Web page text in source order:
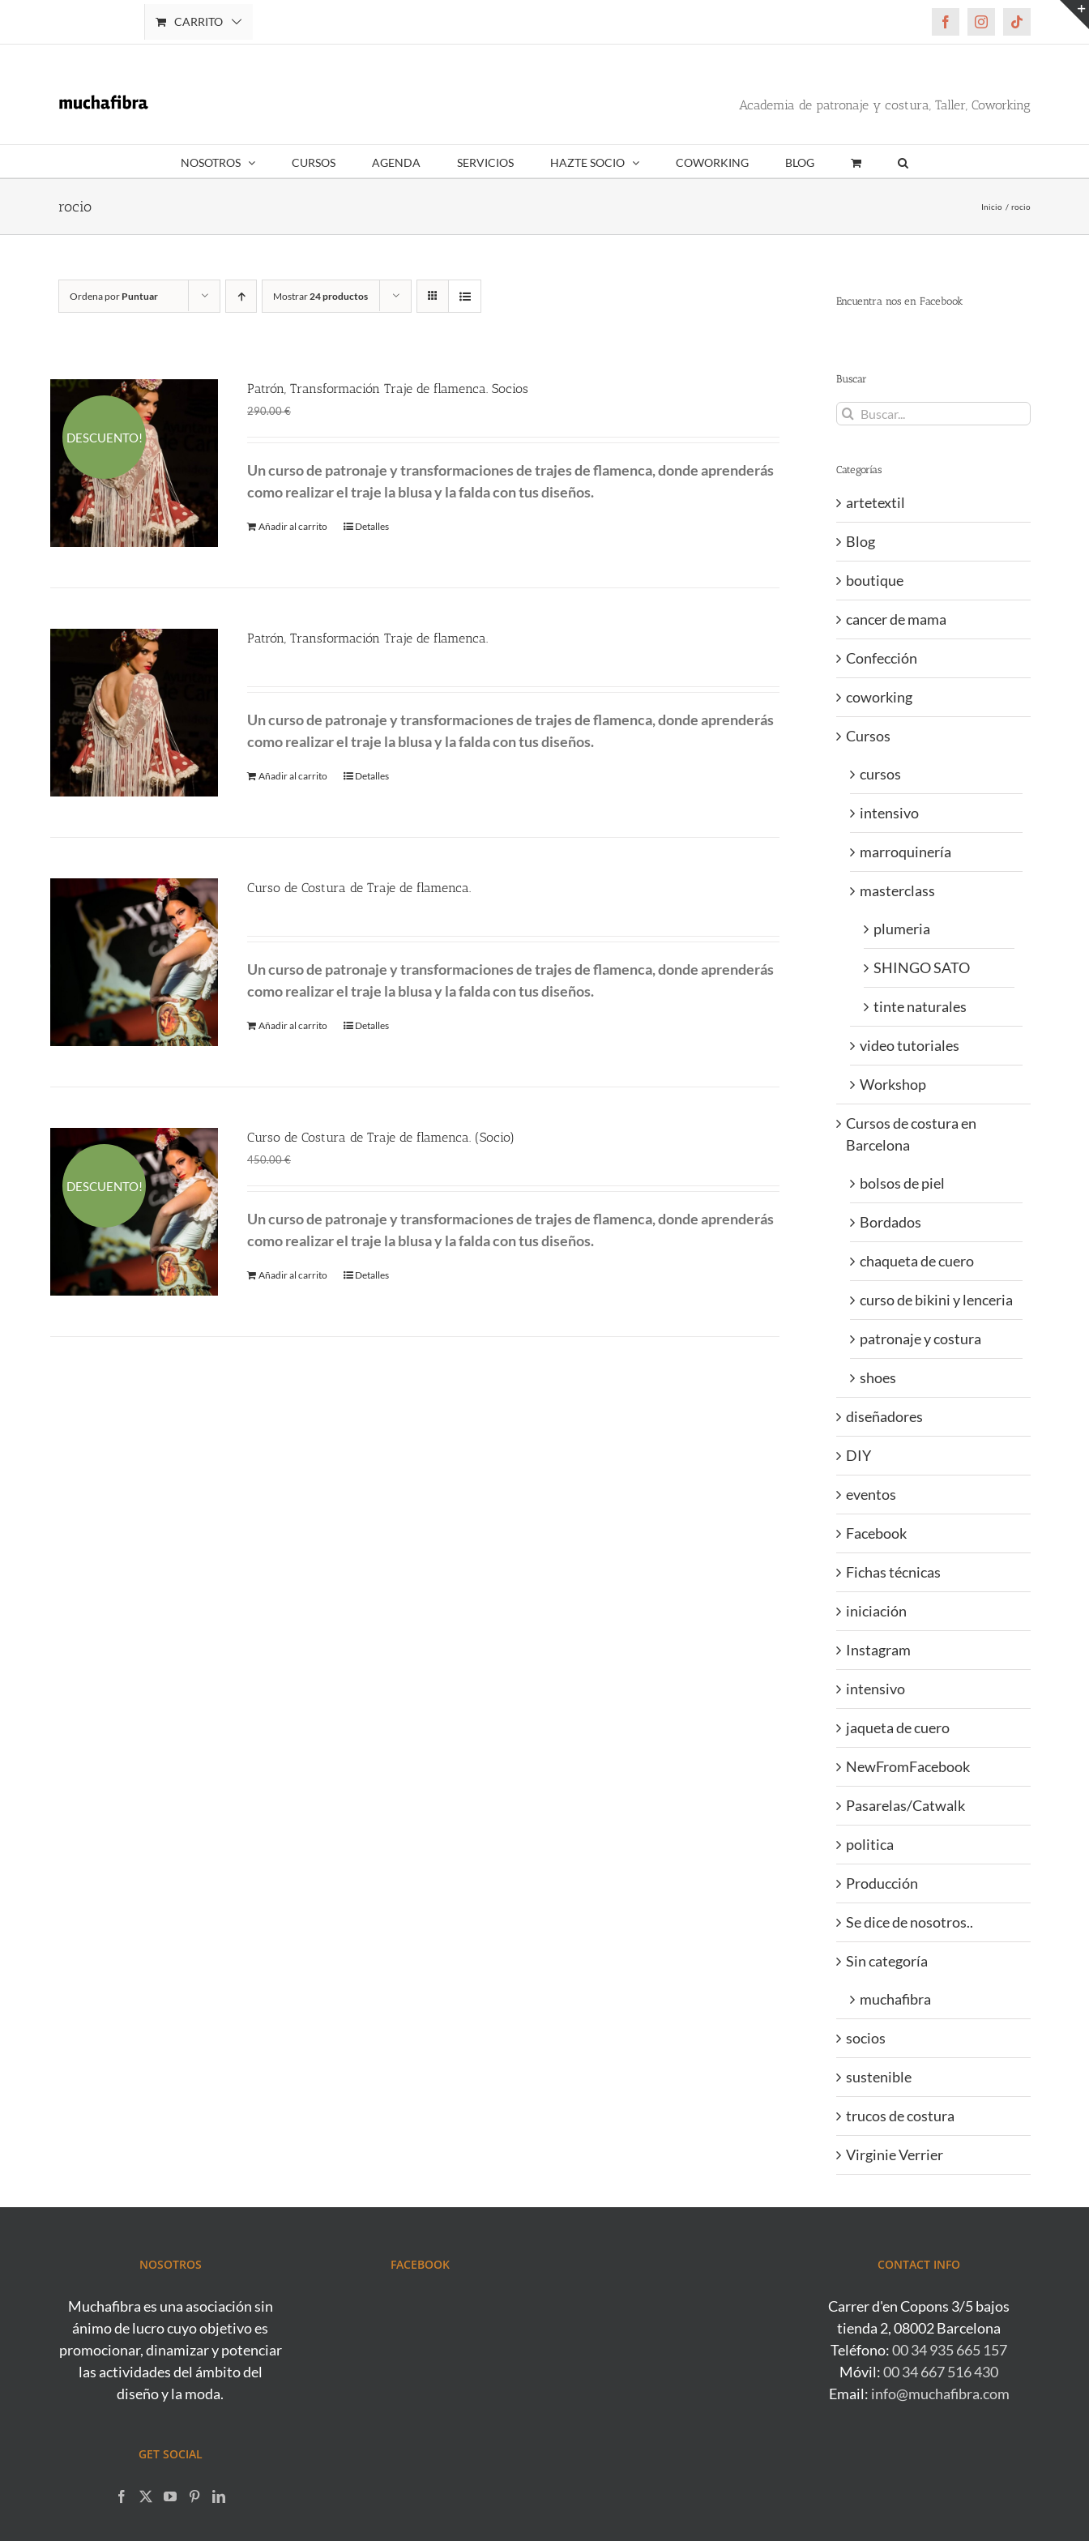
CARRITO FacebookInstagramTiktok
Academia de patronaje y costura, Taller, Coworking
NOSOTROS CURSOS AGENDA SERVICIOS HAZTE SOCIO COWORKING BLOG
rocio Inicio rocio
Ordena por Puntuar Mostrar24 productos
DESCUENTO!
Patrón, Transformación Traje de flamenca. Socios
290.00€
era:
290.00 €.
es:
190.00 €.
Un curso de patronaje y transformaciones detrajes de flamenca, donde aprenderás
como realizar el traje la blusa y la falda con tus diseños.
Añadir al carrito Detalles
Patrón, Transformación Traje de flamenca.
Un curso de patronaje y transformaciones detrajes de flamenca, donde aprenderás
como realizar el traje la blusa y la falda con tus diseños.
Añadir al carrito Detalles
Curso de Costura de Traje de flamenca.
Un curso de patronaje y transformaciones detrajes de flamenca, donde aprenderás
como realizar el traje la blusa y la falda con tus diseños.
Añadir al carrito Detalles
DESCUENTO!
Curso de Costura de Traje de flamenca. (Socio)
450.00€
era:
450.00 €.
es:
360.00 €.
Un curso de patronaje y transformaciones detrajes de flamenca, donde aprenderás
como realizar el traje la blusa y la falda con tus diseños.
Añadir al carrito Detalles
Encuentra nos en Facebook
Buscar
Buscar:
Categorías
artetextil
Blog
boutique
cancer de mama
Confección
coworking
Cursos
cursos
intensivo
marroquinería
masterclass
plumeria
SHINGO SATO
tinte naturales
video tutoriales
Workshop
Cursos de costura en
Barcelona
bolsos de piel
Bordados
chaqueta de cuero
curso de bikini y lenceria
patronaje y costura
shoes
diseñadores
DIY
eventos
Facebook
Fichas técnicas
iniciación
Instagram
intensivo
jaqueta de cuero
NewFromFacebook
Pasarelas/Catwalk
politica
Producción
Se dice de nosotros..
Sin categoría
muchafibra
socios
sustenible
trucos de costura
Virginie Verrier
NOSOTROS
Muchafibra es una asociación sin
ánimo de lucro cuyo objetivo es
promocionar, dinamizar y potenciar
las actividades del ámbito del
diseño y la moda.
GET SOCIAL
FACEBOOK CONTACT INFO
Carrer d'en Copons 3/5 bajos
tienda 2, 08002 Barcelona
Teléfono:00 34 935 665 157
Móvil:00 34 667 516 430
Email: info@muchafibra.com